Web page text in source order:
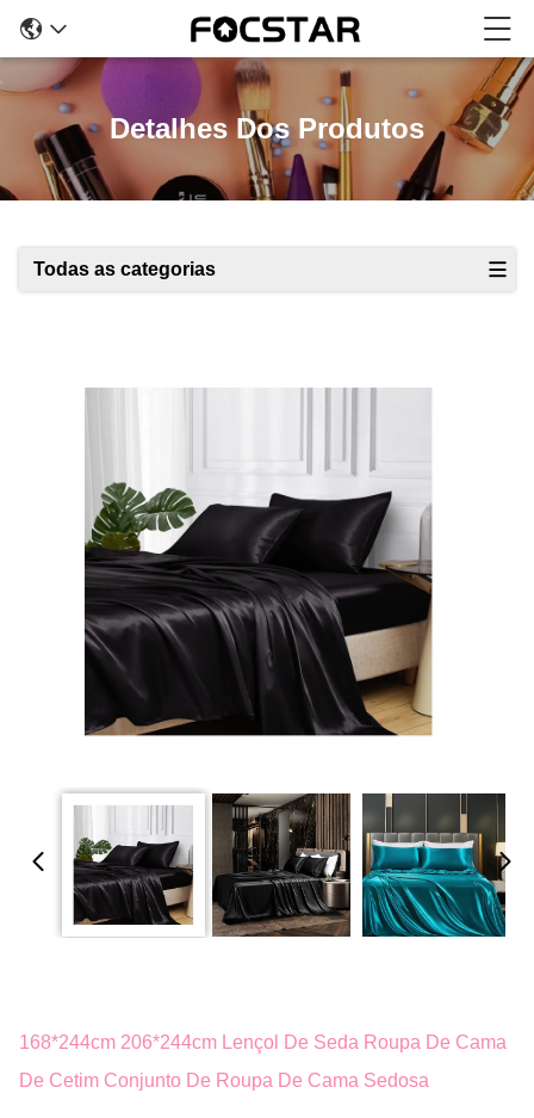
Detalhes Dos Produtos
Todas as categorias
168*244cm 206*244cm Lençol De Seda Roupa De Cama
De Cetim Conjunto De Roupa De Cama Sedosa